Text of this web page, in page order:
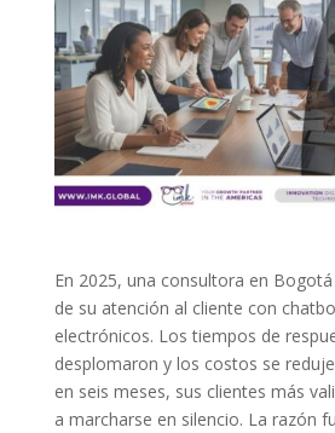
En 2025, una consultora en
de su atención al cliente con
electrónicos. Los tiempos de
desplomaron y los costos se
en seis meses, sus clientes más
a marcharse en silencio. La razón